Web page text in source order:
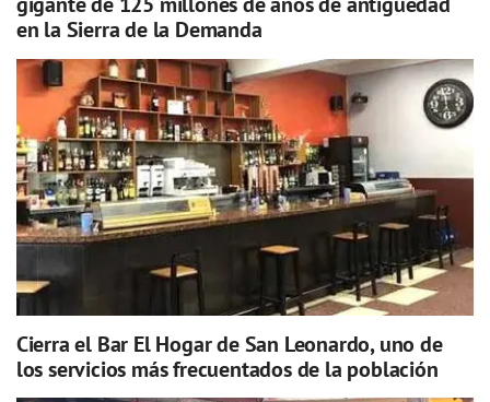
en la Sierra de la Demanda
Cierra el Bar El Hogar de San Leonardo, uno de
los servicios más frecuentados de la población